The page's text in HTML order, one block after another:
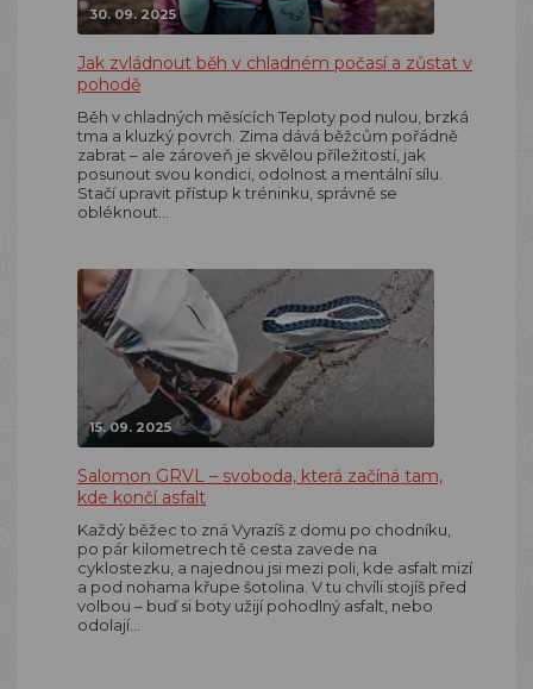
30. 09. 2025
Jak zvládnout běh v chladném počasí a zůstat v
pohodě
Běh v chladných měsících Teploty pod nulou, brzká
tma a kluzký povrch. Zima dává běžcům pořádně
zabrat – ale zároveň je skvělou příležitostí, jak
posunout svou kondici, odolnost a mentální sílu.
Stačí upravit přístup k tréninku, správně se
obléknout…
15. 09. 2025
Salomon GRVL – svoboda, která začíná tam,
kde končí asfalt
Každý běžec to zná Vyrazíš z domu po chodníku,
po pár kilometrech tě cesta zavede na
cyklostezku, a najednou jsi mezi poli, kde asfalt mizí
a pod nohama křupe šotolina. V tu chvíli stojíš před
volbou – buď si boty užijí pohodlný asfalt, nebo
odolají…